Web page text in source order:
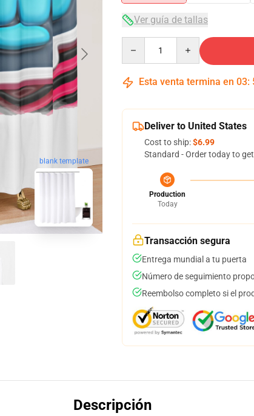
blank template
Ver guía de tallas
Esta venta termina en 03:
Deliver to United States
Cost to ship:$6.99
Standard - Order today to
Production
Today
Transacción segura
Entrega mundial a tu puerta
Número de seguimiento
Reembolso completo si el
Descripción